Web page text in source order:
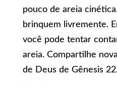
pouco de areia
brinquem livremente.
você pode tentar
areia. Compartilhe
de Deus de Gênesis